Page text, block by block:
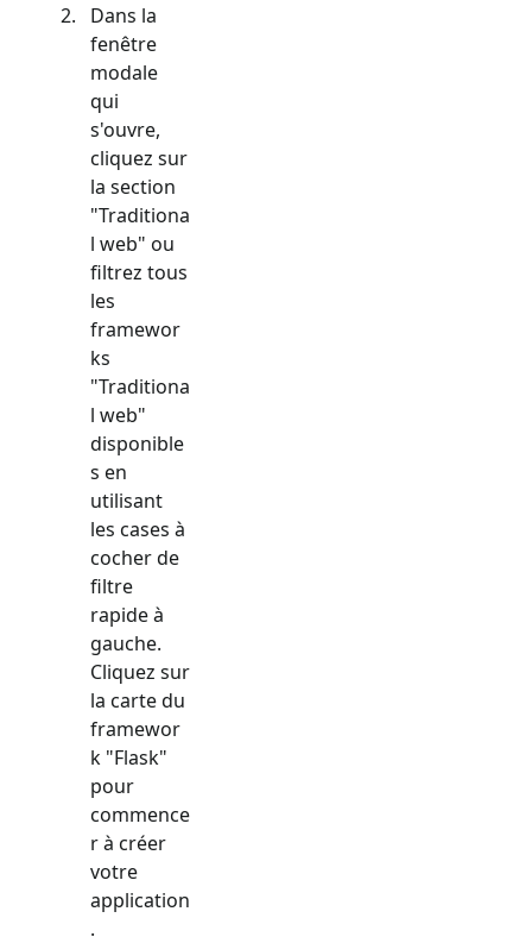
Dans la
fenêtre
modale
qui
s'ouvre,
cliquez sur
la section
"Traditiona
l web" ou
filtrez tous
les
framewor
ks
"Traditiona
l web"
disponible
s en
utilisant
les cases à
cocher de
filtre
rapide à
gauche.
Cliquez sur
la carte du
framewor
k "Flask"
pour
commence
r à créer
votre
application
.